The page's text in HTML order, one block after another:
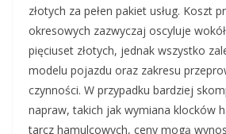
złotych za pełen pakiet usług. Koszt
okresowych zazwyczaj oscyluje
pięciuset złotych, jednak wszystko
modelu pojazdu oraz zakresu
czynności. W przypadku bardziej
napraw, takich jak wymiana klocków
tarcz hamulcowych, ceny mogą